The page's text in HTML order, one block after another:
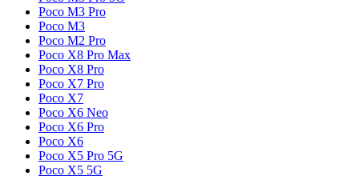
Poco M3 Pro
Poco M3
Poco M2 Pro
Poco X8 Pro Max
Poco X8 Pro
Poco X7 Pro
Poco X7
Poco X6 Neo
Poco X6 Pro
Poco X6
Poco X5 Pro 5G
Poco X5 5G